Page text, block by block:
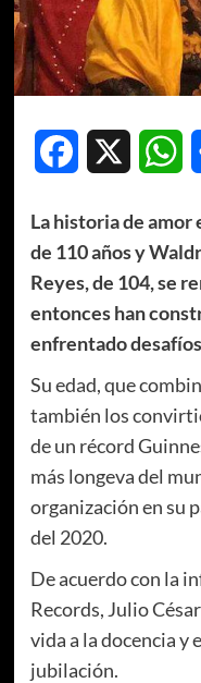
Facebook
La historia de amor
de 110 años y
Reyes, de 104, se
entonces han
enfrentado
Su edad, que
también los
de un récord
más longeva del
organización en su
del 2020.
De acuerdo con la
Records, Julio
vida a la docencia y
jubilación.